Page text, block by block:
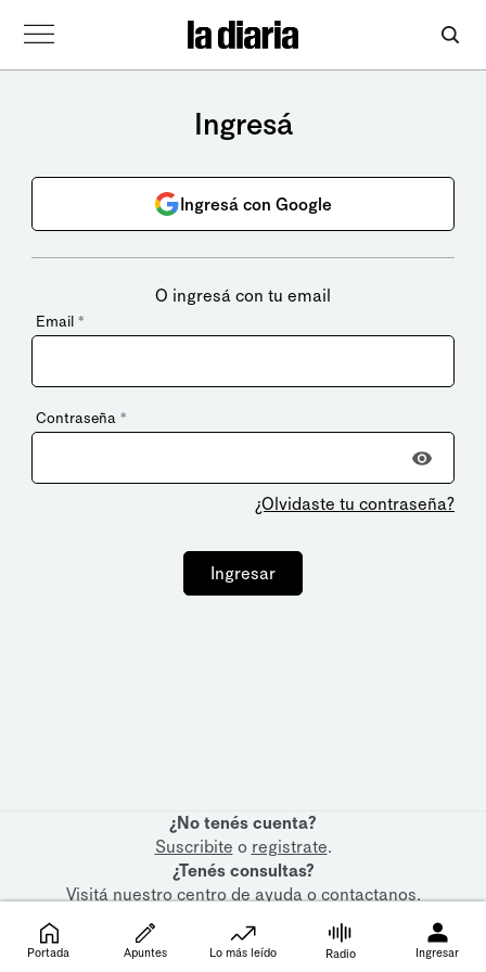
Ingresá
Ingresá con Google
O ingresá con tu email
Email *
Contraseña *
¿Olvidaste tu contraseña?
Ingresar
¿No tenés cuenta?
Suscribite o registrate.
¿Tenés consultas?
Visitá nuestrocentro de ayudaocontactanos.
Portada Apuntes Lo más leído Radio Ingresar